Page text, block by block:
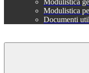
Modulistica
Modulistica
Documenti